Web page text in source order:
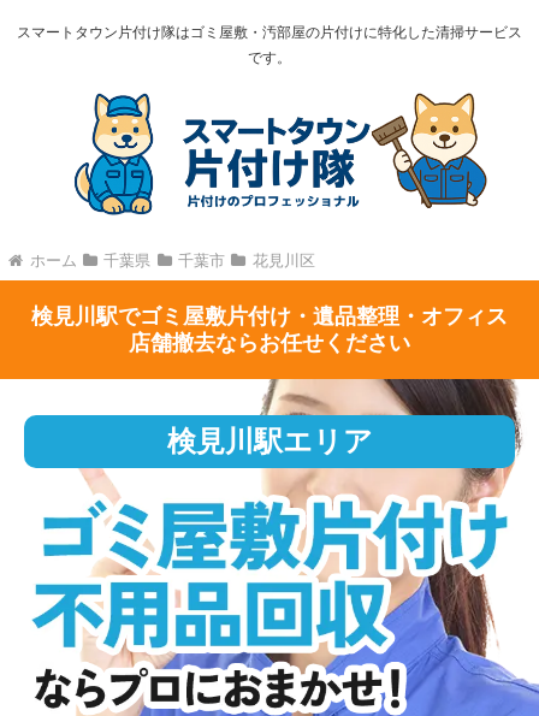
スマートタウン片付け隊はゴミ屋敷・汚部屋の片付けに特化した清掃サービス
です。
ホーム 千葉県 千葉市 花見川区
検見川駅でゴミ屋敷片付け・遺品整理・オフィス
店舗撤去ならお任せください
検見川駅エリア